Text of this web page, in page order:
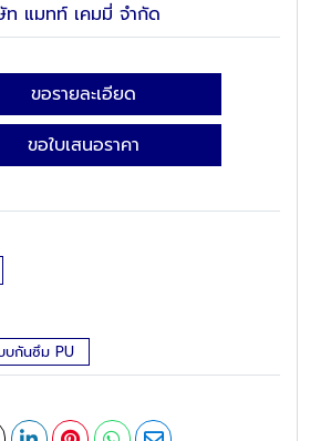
ท แมทท์ เคมมี่ จำกัด
ขอรายละเอียด
ขอใบเสนอราคา
บกันซึม PU